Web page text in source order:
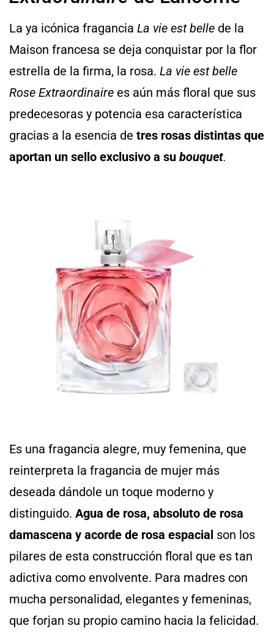
La ya icónica fragancia La vie est belle de la
Maison francesa se deja conquistar por la flor
estrella de la firma, la rosa. La vie est belle
Rose Extraordinaire es aún más floral que sus
predecesoras y potencia esa característica
gracias a la esencia de tres rosas distintas que
aportan un sello exclusivo a su bouquet.
Es una fragancia alegre, muy femenina, que
reinterpreta la fragancia de mujer más
deseada dándole un toque moderno y
distinguido. Agua de rosa, absoluto de rosa
damascena y acorde de rosa espacial son los
pilares de esta construcción floral que es tan
adictiva como envolvente. Para madres con
mucha personalidad, elegantes y femeninas,
que forjan su propio camino hacia la felicidad.